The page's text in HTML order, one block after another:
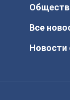
Все
Новости